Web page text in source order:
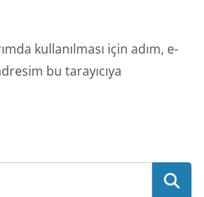
kullanılması için adım, e-
bu tarayıcıya